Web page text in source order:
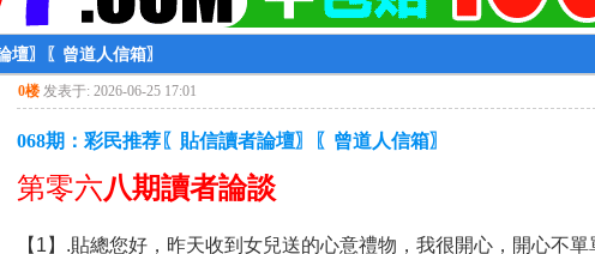
壇〗〖曾道人信箱〗
0楼 发表于: 2026-06-25 17:01
068期：彩民推荐〖貼信讀者論壇〗〖曾道人信箱〗
第零六八期讀者論談
【1】.貼總您好，昨天收到女兒送的心意禮物，我很開心，開心不